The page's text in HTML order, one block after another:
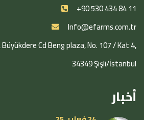
+90 530 434 84 11
Info@efarms.com.tr
Cd Beng plaza, No. 107 / Kat 4,
34349 Şişli/İstanbul
أخبار